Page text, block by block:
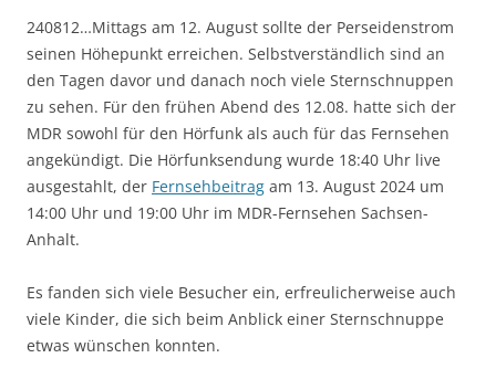
240812…Mittags am 12. August sollte der Perseidenstrom
seinen Höhepunkt erreichen. Selbstverständlich sind an
den Tagen davor und danach noch viele Sternschnuppen
zu sehen. Für den frühen Abend des 12.08. hatte sich der
MDR sowohl für den Hörfunk als auch für das Fernsehen
angekündigt. Die Hörfunksendung wurde 18:40 Uhr live
ausgestahlt, der Fernsehbeitrag am 13. August 2024 um
14:00 Uhr und 19:00 Uhr im MDR-Fernsehen Sachsen-
Anhalt.
Es fanden sich viele Besucher ein, erfreulicherweise auch
viele Kinder, die sich beim Anblick einer Sternschnuppe
etwas wünschen konnten.